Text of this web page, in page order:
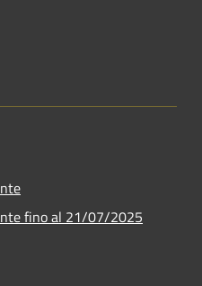
fino al 21/07/2025